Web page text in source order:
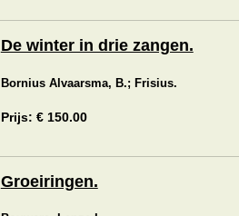
De winter in drie zangen.
Bornius Alvaarsma, B.; Frisius.
Prijs: € 150.00
Groeiringen.